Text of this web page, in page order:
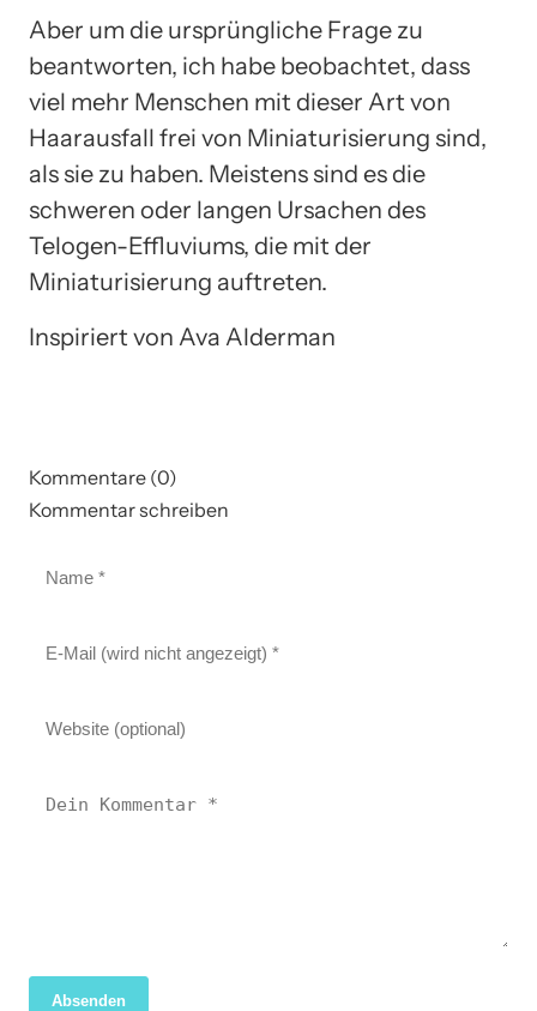
Aber um die ursprüngliche Frage zu
beantworten, ich habe beobachtet, dass
viel mehr Menschen mit dieser Art von
Haarausfall frei von Miniaturisierung sind,
als sie zu haben. Meistens sind es die
schweren oder langen Ursachen des
Telogen-Effluviums, die mit der
Miniaturisierung auftreten.
Inspiriert von Ava Alderman
Kommentare (0)
Kommentar schreiben
Absenden